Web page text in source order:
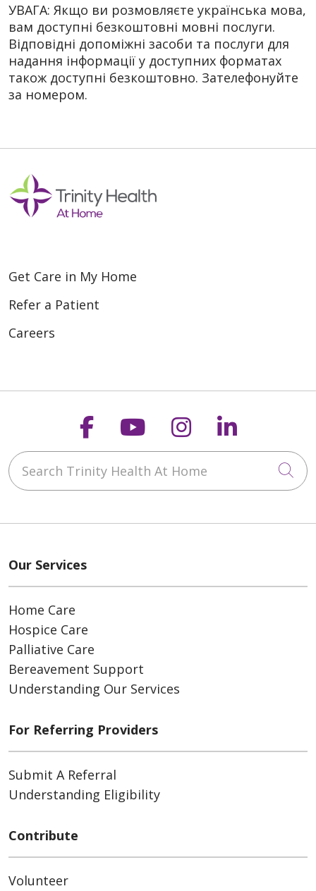
УВАГА: Якщо ви розмовляєте українська мова,
вам доступні безкоштовні мовні послуги.
Відповідні допоміжні засоби та послуги для
надання інформації у доступних форматах
також доступні безкоштовно. Зателефонуйте
за номером.
Get Care in My Home
Refer a Patient
Careers
Follow us on
Follow us on
Follow us on
Follow
Search Trinity Health At Home
Our Services
Home Care
Hospice Care
Palliative Care
Bereavement Support
Understanding Our Services
For Referring Providers
Submit A Referral
Understanding Eligibility
Contribute
Volunteer